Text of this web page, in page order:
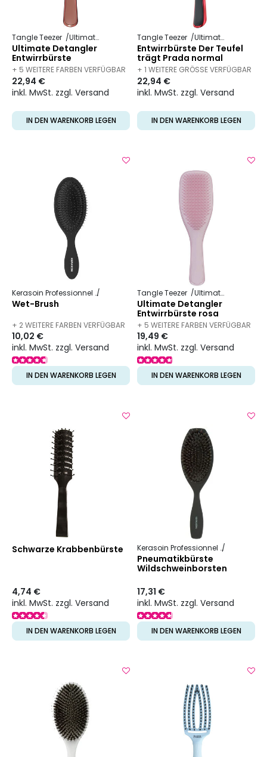
Tangle Teezer Ultimate Detangler
Ultimate Detangler
Entwirrbürste
+ 5 WEITERE FARBEN VERFÜGBAR
22,94 €
inkl. MwSt. zzgl. Versand
IN DEN WARENKORB LEGEN
Tangle Teezer Ultimate Detangler
Entwirrbürste Der Teufel
trägt Prada normal
+ 1 WEITERE GRÖSSE VERFÜGBAR
22,94 €
inkl. MwSt. zzgl. Versand
IN DEN WARENKORB LEGEN
Kerasoin Professionnel Friseurbedarf Entwirrbürste
Wet-Brush
+ 2 WEITERE FARBEN VERFÜGBAR
10,02 €
inkl. MwSt. zzgl. Versand
IN DEN WARENKORB LEGEN
Tangle Teezer Ultimate Detangler
Ultimate Detangler
Entwirrbürste rosa
+ 5 WEITERE FARBEN VERFÜGBAR
19,49 €
inkl. MwSt. zzgl. Versand
IN DEN WARENKORB LEGEN
Schwarze Krabbenbürste
4,74 €
inkl. MwSt. zzgl. Versand
IN DEN WARENKORB LEGEN
Kerasoin Professionnel
Pneumatikbürste
Wildschweinborsten
17,31 €
inkl. MwSt. zzgl. Versand
IN DEN WARENKORB LEGEN